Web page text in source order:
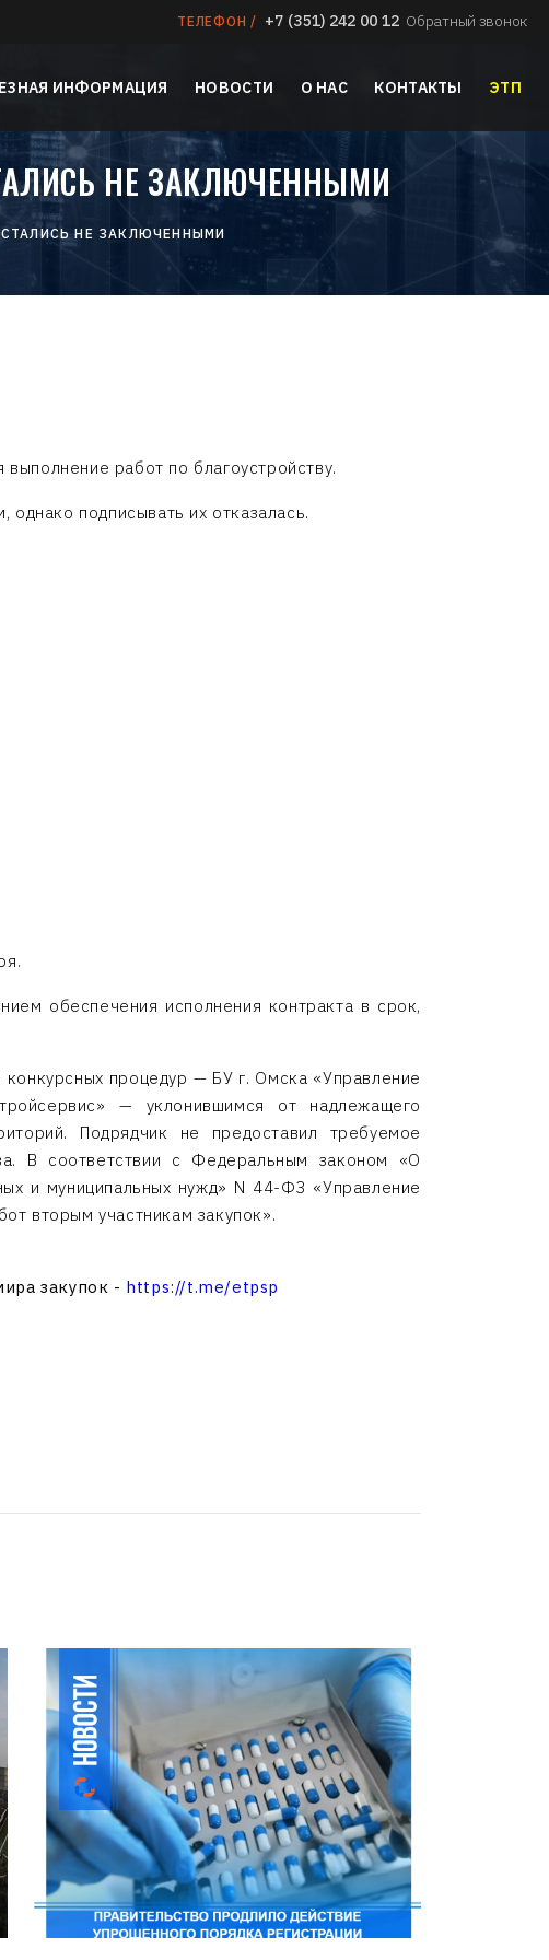
ТЕЛЕФОН / +7 (351) 242 00 12 Обратный звонок
ИНФОРМАЦИЯ НОВОСТИ О НАС КОНТАКТЫ ЭТП
НЕ ЗАКЛЮЧЕННЫМИ
НЕ ЗАКЛЮЧЕННЫМИ
работ по благоустройству.
подписывать их отказалась.
обеспечения исполнения контракта в срок,
процедур — БУ г. Омска «Управление
— уклонившимся от надлежащего
Подрядчик не предоставил требуемое
В соответствии с Федеральным законом «О
и муниципальных нужд» N 44-ФЗ «Управление
вторым участникам закупок».
закупок - https://t.me/etpsp